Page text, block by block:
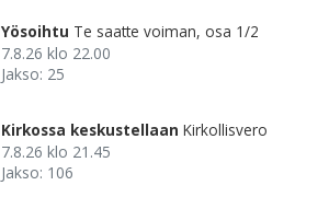
Yösoihtu Te saatte voiman, osa 1/2
7.8.26 klo 22.00
Jakso: 25
Kirkossa keskustellaan Kirkollisvero
7.8.26 klo 21.45
Jakso: 106